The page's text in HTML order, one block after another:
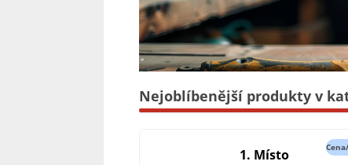
Nejoblíbenější produkty v
1. Místo